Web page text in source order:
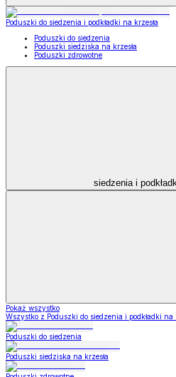
Poduszki do siedzenia i podkładki na krzesła
Poduszki do siedzenia
Poduszki siedziska na krzesła
Poduszki zdrowotne
siedzenia i
Pokaż wszystko
Wszystko z Poduszki do siedzenia i podkładki na
Poduszki do siedzenia
Poduszki siedziska na krzesła